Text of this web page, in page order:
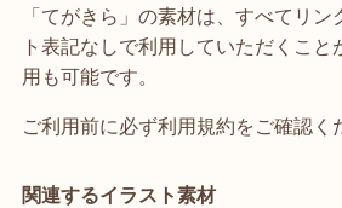
「てがきら」の素材は、すべてリ
ト表記なしで利用していただくこと
用も可能です。
ご利用前に必ず利用規約をご確認く
関連するイラスト素材